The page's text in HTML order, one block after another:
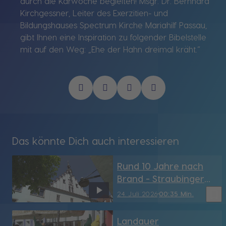
Kirchgessner, Leiter des Exerzitien- und
Bildungshauses Spectrum Kirche Mariahilf Passau,
gibt Ihnen eine Inspiration zu folgender Bibelstelle
mit auf den Weg: „Ehe der Hahn dreimal kräht.“
Das könnte Dich auch interessieren
24. Juli 202600:35 Min.
Rund 10 Jahre nach
Brand - Straubinger
Rathaus hat sein
Türmchen wieder (SR)
Landauer